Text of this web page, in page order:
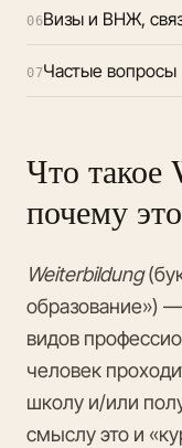
06Визы и ВНЖ,
07Частые вопросы
Что такое
почему
Weiterbildung
образование»)
видов
человек
школу и/или
смыслу это и